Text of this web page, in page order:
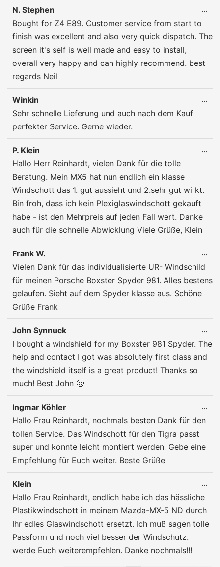
N. Stephen
Bought for Z4 E89. Customer service from start to
finish was excellent and also very quick dispatch. The
screen it's self is well made and easy to install,
overall very happy and can highly recommend. best
regards Neil
...
Winkin
Sehr schnelle Lieferung und auch nach dem Kauf
perfekter Service. Gerne wieder.
...
P. Klein
Hallo Herr Reinhardt, vielen Dank für die tolle
Beratung. Mein MX5 hat nun endlich ein klasse
Windschott das 1. gut aussieht und 2.sehr gut wirkt.
Bin froh, dass ich kein Plexiglaswindschott gekauft
habe - ist den Mehrpreis auf jeden Fall wert. Danke
auch für die schnelle Abwicklung Viele Grüße, Klein
...
Frank W.
Vielen Dank für das individualisierte UR- Windschild
für meinen Porsche Boxster Spyder 981. Alles bestens
gelaufen. Sieht auf dem Spyder klasse aus. Schöne
Grüße Frank
...
John Synnuck
I bought a windshield for my Boxster 981 Spyder. The
help and contact I got was absolutely first class and
the windshield itself is a great product! Thanks so
much! Best John 🙂
...
Ingmar Köhler
Hallo Frau Reinhardt, nochmals besten Dank für den
tollen Service. Das Windschott für den Tigra passt
super und konnte leicht montiert werden. Gebe eine
Empfehlung für Euch weiter. Beste Grüße
...
Klein
Hallo Frau Reinhardt, endlich habe ich das hässliche
Plastikwindschott in meinem Mazda-MX-5 ND durch
Ihr edles Glaswindschott ersetzt. Ich muß sagen tolle
Passform und noch viel besser der Windschutz.
werde Euch weiterempfehlen. Danke nochmals!!!
...